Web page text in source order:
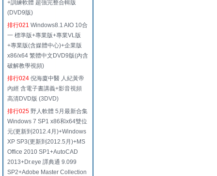
+訓練軟體 超強完整合輯版
(DVD9版)
排行021 Windows8.1 AIO 10合
一 標準版+專業版+專業VL版
+專業版(含媒體中心)+企業版
x86/x64 繁體中文DVD9版(內含
破解教學視頻)
排行024 倪海廈中醫 人紀黃帝
內經 含電子書講義+影音視頻
高清DVD版 (3DVD)
排行025 野人軟體 5月最新合集
Windows 7 SP1 x86和x64雙位
元(更新到2012.4月)+Windows
XP SP3(更新到2012.5月)+MS
Office 2010 SP1+AutoCAD
2013+Dr.eye 譯典通 9.099
SP2+Adobe Master Collection